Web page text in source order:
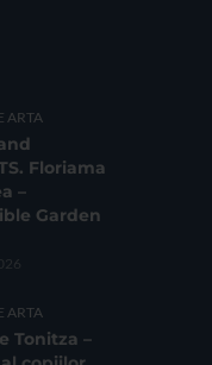
ARTA
Floriama
–
Garden
ARTA
Tonitza –